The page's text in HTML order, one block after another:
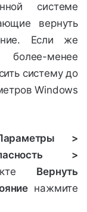
системе
вернуть
Если же
менее
систему до
Windows
>
>
Вернуть
нажмите